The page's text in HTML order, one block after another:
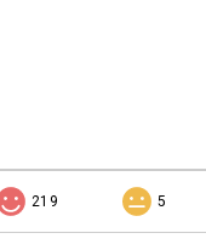
219 5